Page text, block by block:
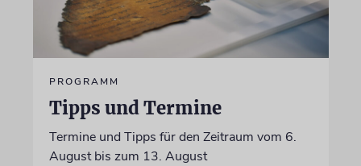
PROGRAMM
Tipps und Termine
Termine und Tipps für den Zeitraum vom 6.
August bis zum 13. August